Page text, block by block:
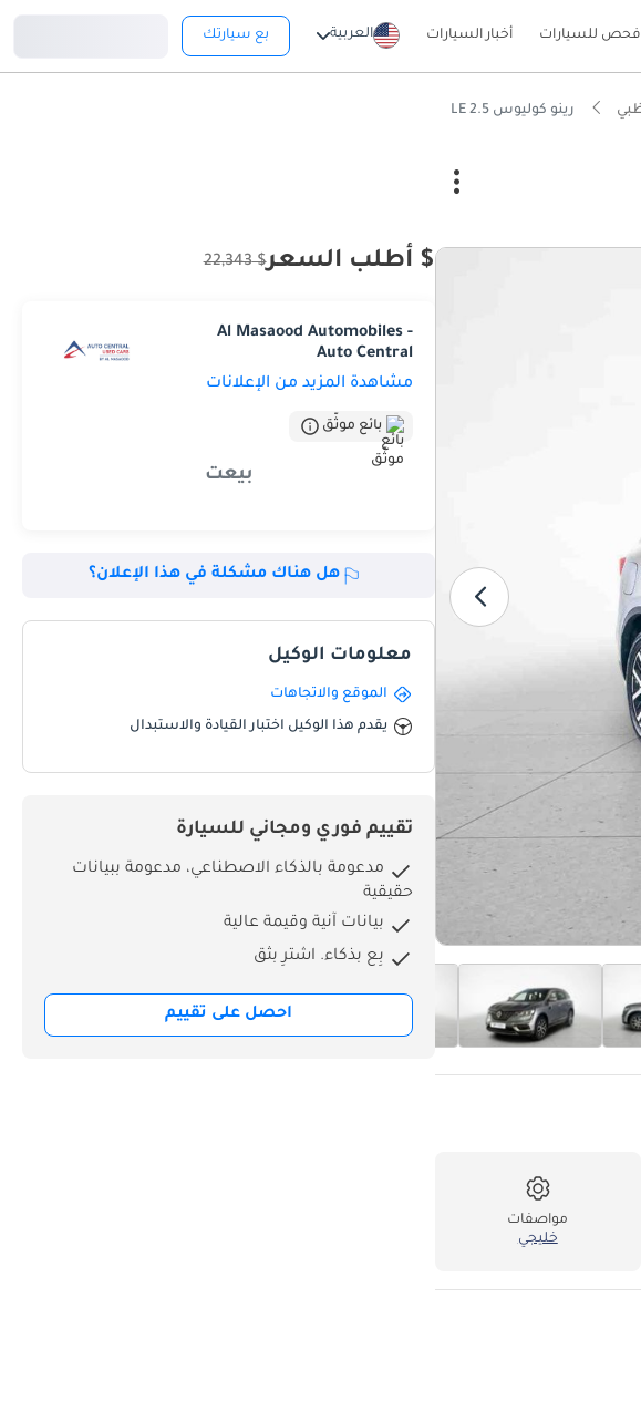
فحص للسيارات أخبار السيارات العربية بع سيارتك
رينو كوليوس LE 2.5
مواصفات
خليجي
$ أطلب السعر$ 22,343
Al Masaood Automobiles -
Auto Central
مشاهدة المزيد من الإعلانات
بائع موثّق
بيعت
هل هناك مشكلة في هذا الإعلان؟
معلومات الوكيل
الموقع والاتجاهات
يقدم هذا الوكيل اختبار القيادة والاستبدال
تقييم فوري ومجاني للسيارة
مدعومة بالذكاء الاصطناعي، مدعومة ببيانات
حقيقية
بيانات آنية وقيمة عالية
بِع بذكاء. اشترِ بثق
احصل على تقييم